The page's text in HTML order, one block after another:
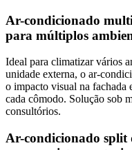
Ar-condicionado
para múltiplos
Ideal para climatizar vários
unidade externa, o ar-
o impacto visual na fachada
cada cômodo. Solução sob
consultórios.
Ar-condicionado split